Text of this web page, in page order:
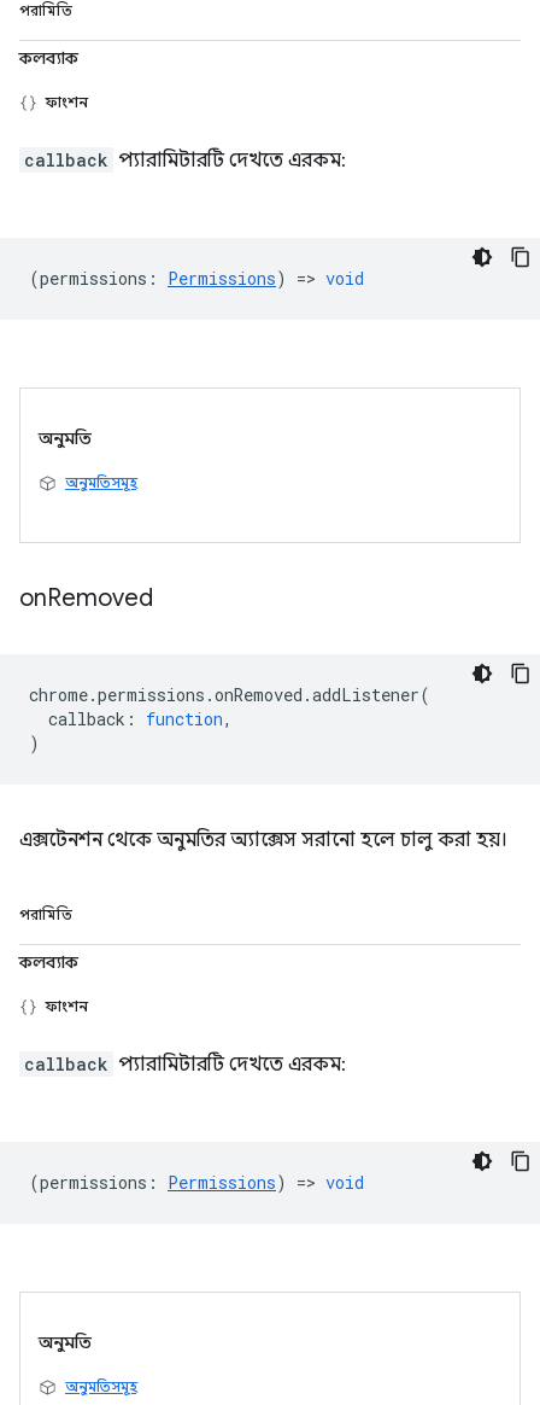
পরামিতি
কলব্যাক
ফাংশন
callback প্যারামিটারটি দেখতে এরকম:
(permissions : Permissions) => void
অনুমতি
অনুমতিসমূহ
onRemoved
chrome.permissions .onRemoved .addListener(
callback : function,
)
এক্সটেনশন থেকে অনুমতির অ্যাক্সেস সরানো হলে চালু করা হয়।
পরামিতি
কলব্যাক
ফাংশন
callback প্যারামিটারটি দেখতে এরকম:
(permissions : Permissions) => void
অনুমতি
অনুমতিসমূহ